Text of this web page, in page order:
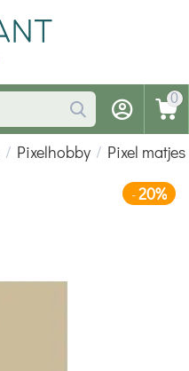
0
/ Pixelhobby / Pixel matjes
-20%